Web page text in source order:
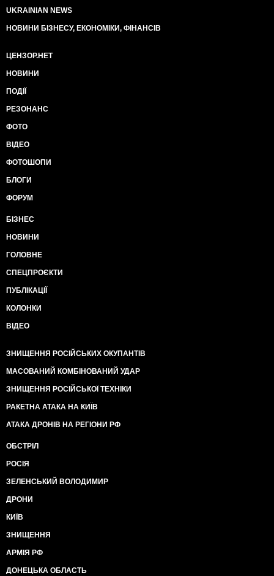
UKRAINIAN NEWS
НОВИНИ БІЗНЕСУ, ЕКОНОМІКИ, ФІНАНСІВ
ЦЕНЗОР.НЕТ
НОВИНИ
ПОДІЇ
РЕЗОНАНС
ФОТО
ВІДЕО
ФОТОШОПИ
БЛОГИ
ФОРУМ
БІЗНЕС
НОВИНИ
ГОЛОВНЕ
СПЕЦПРОЄКТИ
ПУБЛІКАЦІЇ
КОЛОНКИ
ВІДЕО
ЗНИЩЕННЯ РОСІЙСЬКИХ ОКУПАНТІВ
МАСОВАНИЙ КОМБІНОВАНИЙ УДАР
ЗНИЩЕННЯ РОСІЙСЬКОЇ ТЕХНІКИ
РАКЕТНА АТАКА НА КИЇВ
АТАКА ДРОНІВ НА РЕГІОНИ РФ
ОБСТРІЛ
РОСІЯ
ЗЕЛЕНСЬКИЙ ВОЛОДИМИР
ДРОНИ
КИЇВ
ЗНИЩЕННЯ
АРМІЯ РФ
ДОНЕЦЬКА ОБЛАСТЬ